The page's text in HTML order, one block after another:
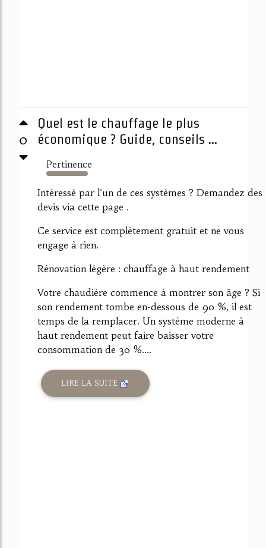
0
Quel est le chauffage le plus
économique ? Guide, conseils ...
Pertinence
6819%
Intéressé par l'un de ces systèmes ? Demandez des
devis via cette page .
Ce service est complètement gratuit et ne vous
engage à rien.
Rénovation légère : chauffage à haut rendement
Votre chaudière commence à montrer son âge ? Si
son rendement tombe en-dessous de 90 %, il est
temps de la remplacer. Un système moderne à
haut rendement peut faire baisser votre
consommation de 30 %....
LIRE LA SUITE